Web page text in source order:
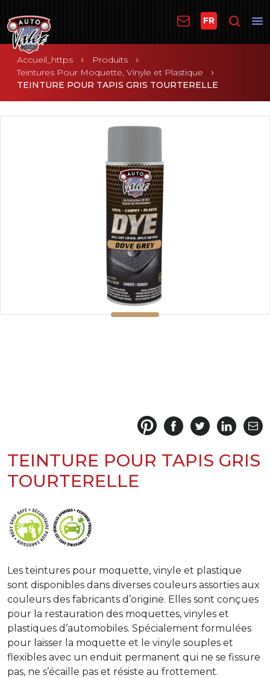
FR
Accueil_https
Produits
Teintures Pour Moquette, Vinyle et Plastique
TEINTURE POUR TAPIS GRIS TOURTERELLE
TEINTURE POUR TAPIS GRIS
TOURTERELLE
Les teintures pour moquette, vinyle et plastique
sont disponibles dans diverses couleurs assorties aux
couleurs des fabricants d’origine. Elles sont conçues
pour la restauration des moquettes, vinyles et
plastiques d’automobiles. Spécialement formulées
pour laisser la moquette et le vinyle souples et
flexibles avec un enduit permanent qui ne se fissure
pas, ne s’écaille pas et résiste au frottement.